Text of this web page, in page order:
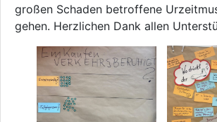
großen Schaden betroffene
gehen. Herzlichen Dank allen